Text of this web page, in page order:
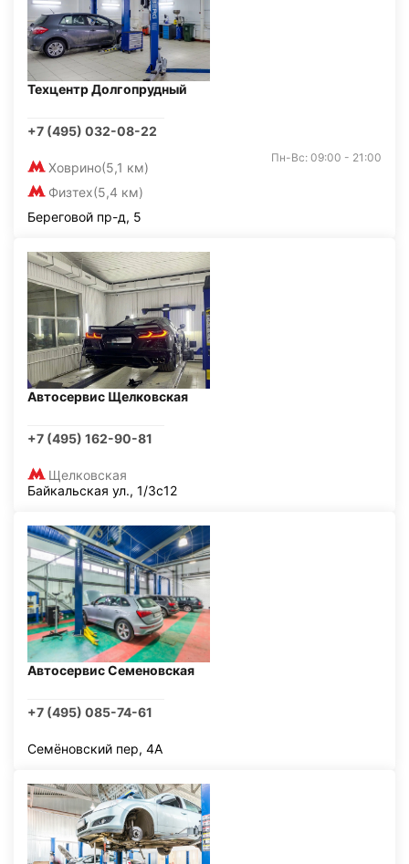
Техцентр Долгопрудный
+7 (495) 032-08-22
Ховрино(5,1 км)
Физтех(5,4 км)
Пн-Вс: 09:00 - 21:00
Береговой пр-д, 5
Автосервис Щелковская
+7 (495) 162-90-81
Щелковская
Байкальская ул., 1/3с12
Автосервис Семеновская
+7 (495) 085-74-61
Семёновский пер, 4А